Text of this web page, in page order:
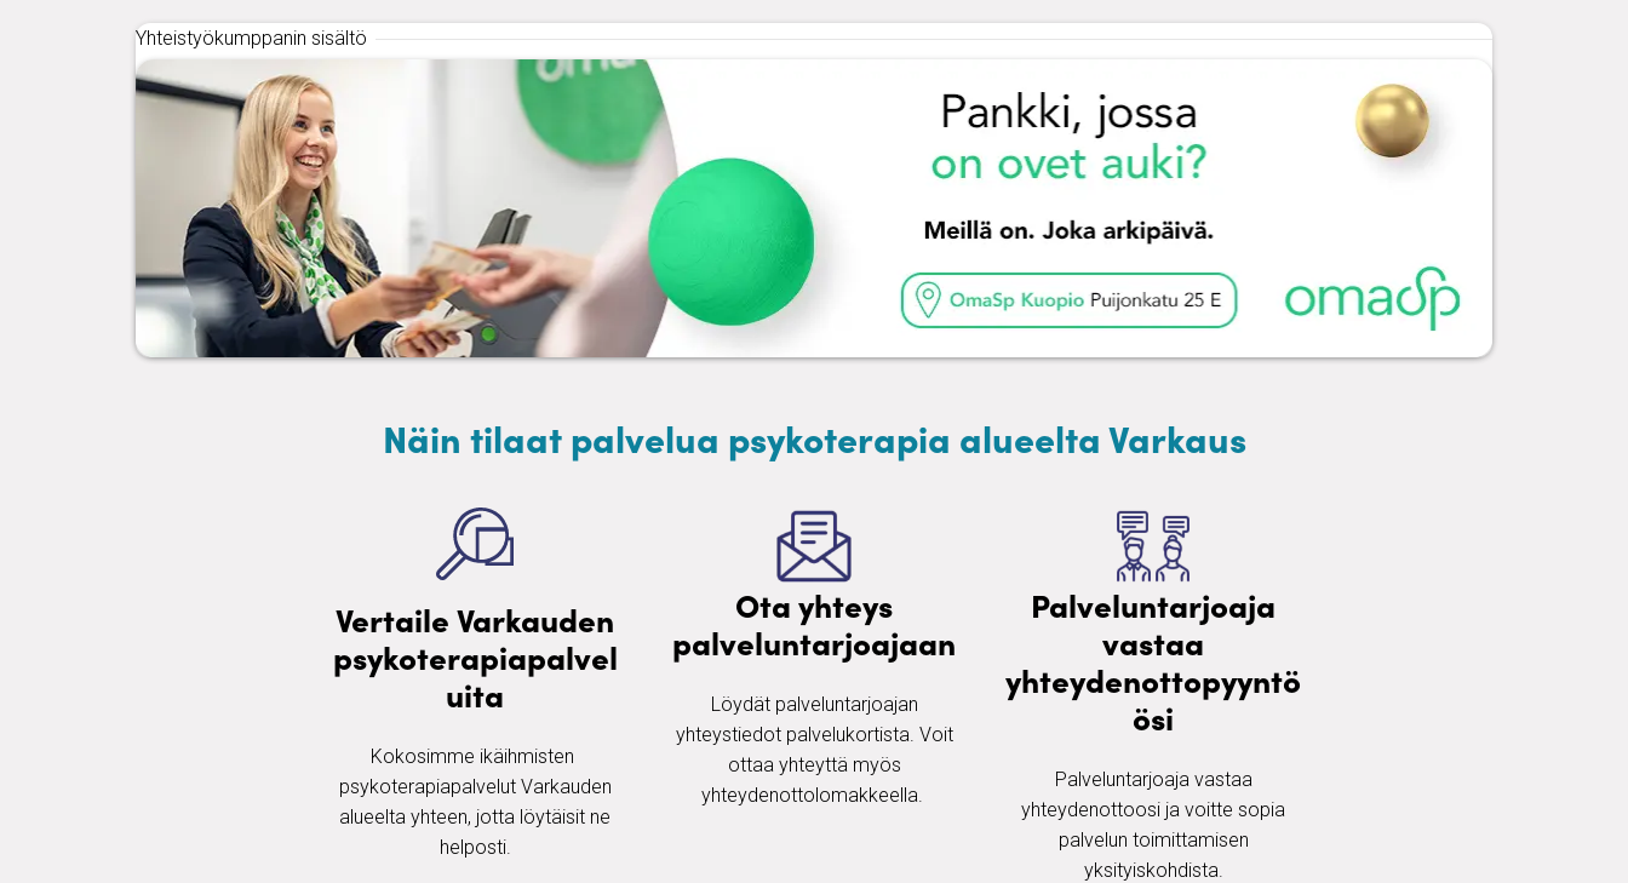
Yhteistyökumppanin sisältö
Näin tilaat palvelua psykoterapia alueelta Varkaus
Vertaile Varkauden
psykoterapiapalvel
uita
Kokosimme ikäihmisten ​
psykoterapiapalvelut Varkauden
alueelta yhteen, jotta löytäisit ne
helposti.
Ota yhteys
palveluntarjoajaan
Löydät palveluntarjoajan
yhteystiedot palvelukortista. Voit
ottaa yhteyttä myös
yhteydenottolomakkeella. ​
Palveluntarjoaja
vastaa
yhteydenottopyyntö
ösi
Palveluntarjoaja vastaa
yhteydenottoosi ja voitte sopia
palvelun toimittamisen
yksityiskohdista.